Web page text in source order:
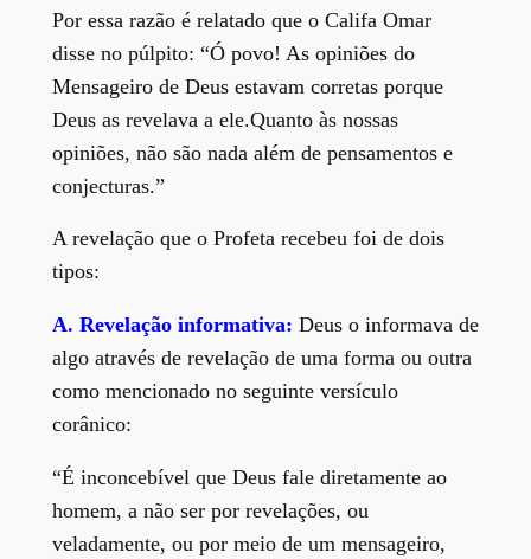
Por essa razão é relatado que o Califa Omar
disse no púlpito: “Ó povo! As opiniões do
Mensageiro de Deus estavam corretas porque
Deus as revelava a ele.Quanto às nossas
opiniões, não são nada além de pensamentos e
conjecturas.”
A revelação que o Profeta recebeu foi de dois
tipos:
A. Revelação informativa: Deus o informava de
algo através de revelação de uma forma ou outra
como mencionado no seguinte versículo
corânico:
“É inconcebível que Deus fale diretamente ao
homem, a não ser por revelações, ou
veladamente, ou por meio de um mensageiro,